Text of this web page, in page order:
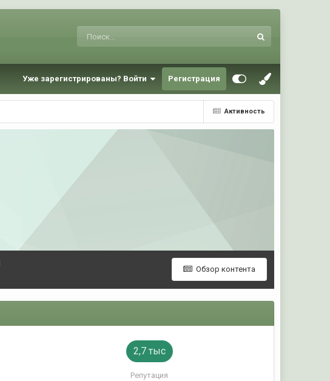
Уже зарегистрированы? Войти Регистрация
Активность
Обзор контента
2,7 тыс
Репутация